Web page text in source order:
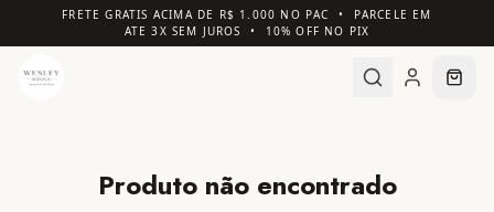
FRETE GRATIS ACIMA DE R$ 1.000 NO PAC • PARCELE EM
ATE 3X SEM JUROS • 10% OFF NO PIX
Produto não encontrado